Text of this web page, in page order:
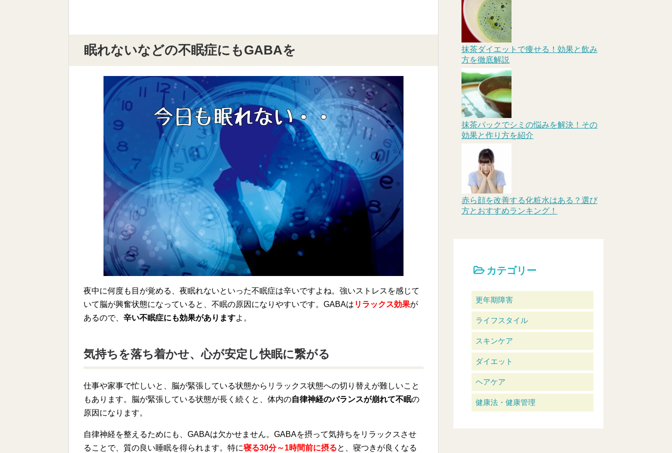
眠れないなどの不眠症にもGABAを
夜中に何度も目が覚める、夜眠れないといった不眠症は辛いですよね。強いストレスを感じて
いて脳が興奮状態になっていると、不眠の原因になりやすいです。GABAは リラックス効果が
あるので、 辛い不眠症にも効果がありますよ。
気持ちを落ち着かせ、心が安定し快眠に繋がる
仕事や家事で忙しいと、脳が緊張している状態からリラックス状態への切り替えが難しいこと
もあります。脳が緊張している状態が長く続くと、体内の自律神経のバランスが崩れて不眠の
原因になります。
自律神経を整えるためにも、GABAは欠かせません。GABAを摂って気持ちをリラックスさせ
ることで、質の良い睡眠を得られます。特に寝る30分～1時間前に摂ると、寝つきが良くなる
抹茶ダイエットで痩せる！効果と飲み
方を徹底解説
抹茶パックでシミの悩みを解決！その
効果と作り方を紹介
赤ら顔を改善する化粧水はある？選び
方とおすすめランキング！
カテゴリー
更年期障害
ライフスタイル
スキンケア
ダイエット
ヘアケア
健康法・健康管理